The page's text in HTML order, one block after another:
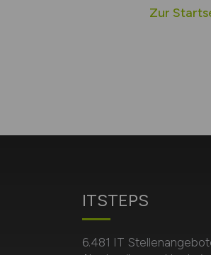
Zur
ITSTEPS
6.481 IT